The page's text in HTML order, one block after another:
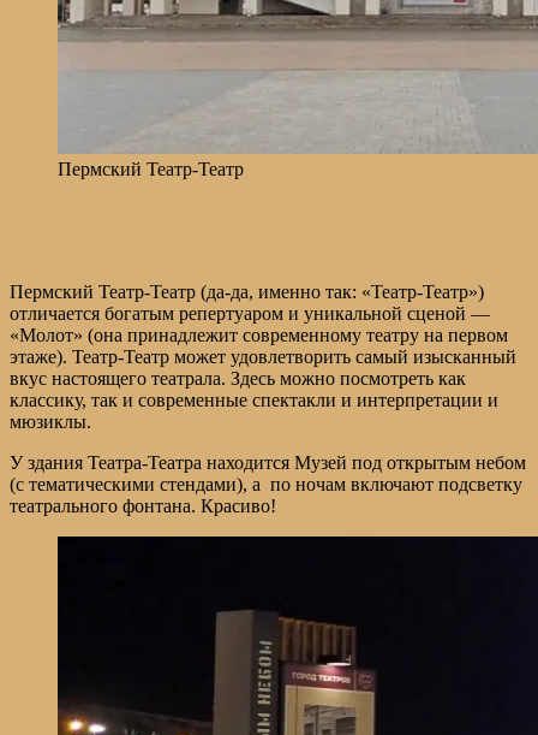
Пермский Театр-Театр
Пермский Театр-Театр (да-да, именно так: «Театр-Театр»)
отличается богатым репертуаром и уникальной сценой —
«Молот» (она принадлежит современному театру на первом
этаже). Театр-Театр может удовлетворить самый изысканный
вкус настоящего театрала. Здесь можно посмотреть как
классику, так и современные спектакли и интерпретации и
мюзиклы.
У здания Театра-Театра находится Музей под открытым небом
(с тематическими стендами), а по ночам включают подсветку
театрального фонтана. Красиво!